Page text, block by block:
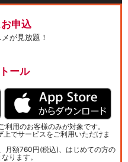
申込
が見放題！
ール
利用のお客様のみが対象です。
でサービスをご利用いただけま
月額760円(税込)、はじめての方の
ります。